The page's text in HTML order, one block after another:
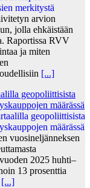
arvion
jolla ehkäistään
Raportissa RVV
ja miten
[...]
geopoliittisista
määrässä
vuosineljänneksen
2025 huhti–
13 prosenttia
[...]